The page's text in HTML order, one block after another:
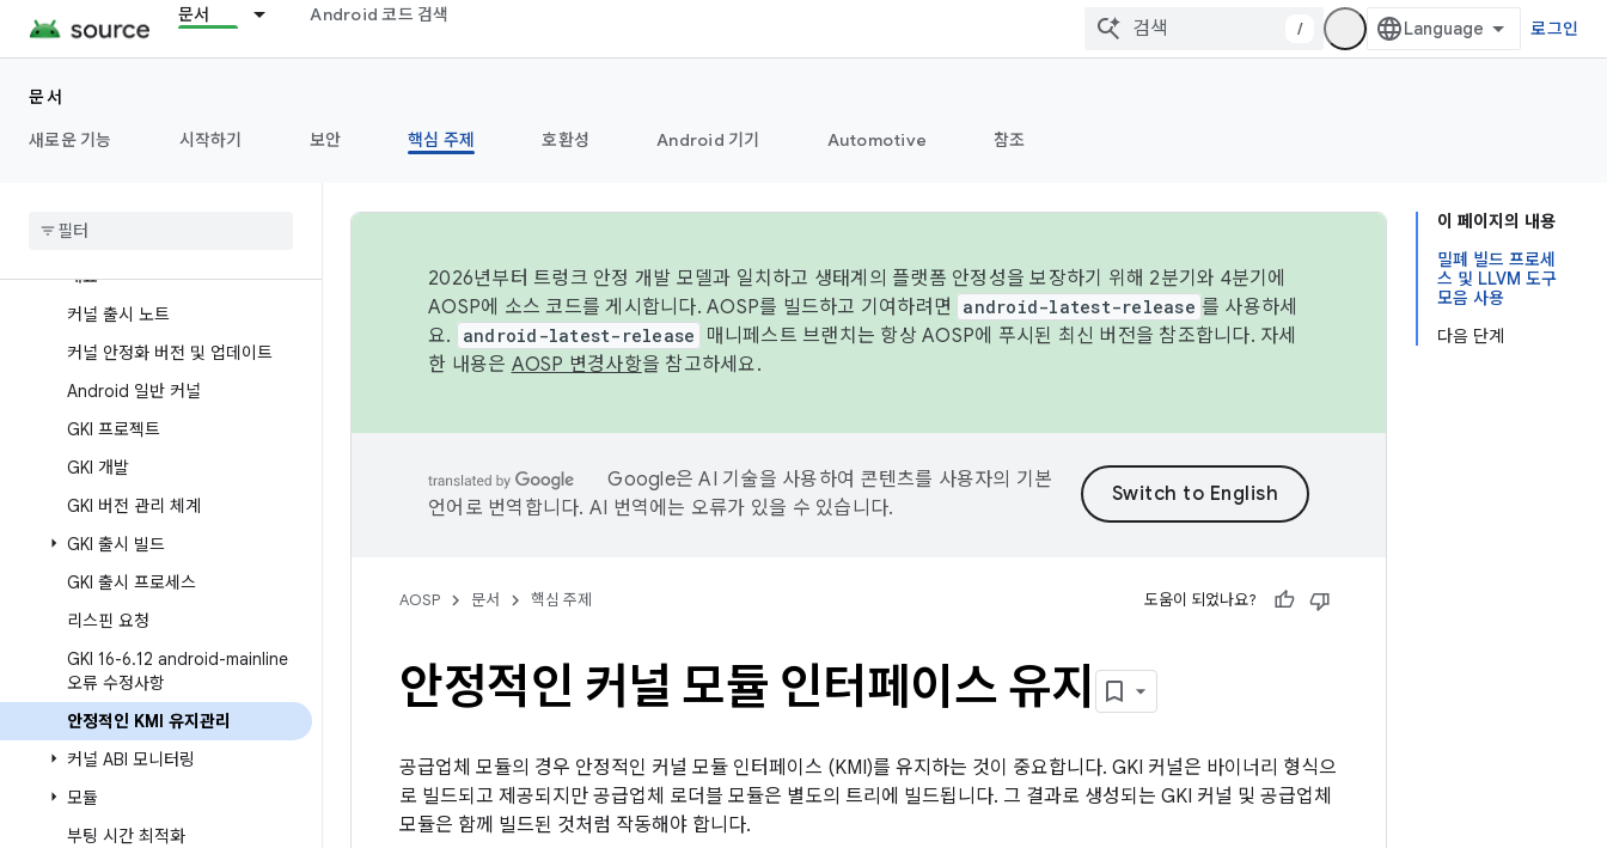
문서 Android 코드 검색
/ 로그인
문서
새로운 기능
시작하기 보안 핵심 주제 호환성 Android 기기 Automotive 참조
개요
Kernel
개요
커널 출시 노트
커널 안정화 버전 및 업데이트
Android 일반 커널
GKI 프로젝트
GKI 개발
GKI 버전 관리 체계
GKI 출시 빌드
GKI 출시 프로세스
리스핀 요청
GKI 16-6.12 android-mainline
오류 수정사항
안정적인 KMI 유지관리
커널 ABI 모니터링
모듈
부팅 시간 최적화
이 페이지의 내용
밀폐 빌드 프로세
스 및 LLVM 도구
모음 사용
다음 단계
2026년부터 트렁크 안정 개발 모델과 일치하고 생태계의 플랫폼 안정성을 보장하기 위해 2분기와 4분기에
AOSP에 소스 코드를 게시합니다. AOSP를 빌드하고 기여하려면
android-latest-release 를 사용하세
요.
android-latest-release
매니페스트 브랜치는 항상 AOSP에 푸시된 최신 버전을 참조합니다. 자세
한 내용은 AOSP 변경사항을 참고하세요.
Google은 AI 기술을 사용하여 콘텐츠를 사용자의 기본
언어로 번역합니다. AI 번역에는 오류가 있을 수 있습니다.
AOSP 문서 핵심 주제 도움이 되었나요?
안정적인 커널 모듈 인터페이스 유지
공급업체 모듈의 경우 안정적인 커널 모듈 인터페이스 (KMI)를 유지하는 것이 중요합니다. GKI 커널은 바이너리 형식으
로 빌드되고 제공되지만 공급업체 로더블 모듈은 별도의 트리에 빌드됩니다. 그 결과로 생성되는 GKI 커널 및 공급업체
모듈은 함께 빌드된 것처럼 작동해야 합니다.